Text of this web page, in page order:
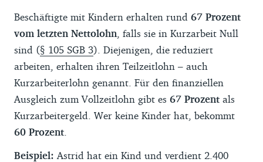
Beschäftigte mit Kindern erhalten rund 67 Prozent
vom letzten Nettolohn , falls sie in Kurzarbeit Null
sind (§ 105 SGB 3). Diejenigen, die reduziert
arbeiten, erhalten ihren Teilzeitlohn – auch
Kurzarbeiterlohn genannt. Für den finanziellen
Ausgleich zum Vollzeitlohn gibt es 67 Prozent als
Kurzarbeitergeld. Wer keine Kinder hat, bekommt
60 Prozent
Beispiel: Astrid hat ein Kind und verdient 2.400